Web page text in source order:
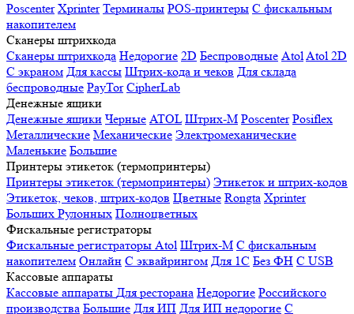
Poscenter Xprinter Терминалы POS-принтеры С фискальным
накопителем
Сканеры штрихкода
Сканеры штрихкода Недорогие 2D Беспроводные AtolAtol 2D
С экраном Для кассы Штрих-кода и чеков Для склада
беспроводные PayTor CipherLab
Денежные ящики
Денежные ящики Черные ATOL Штрих-М Poscenter Posiflex
Металлические Механические Электромеханические
Маленькие Большие
Принтеры этикеток (термопринтеры)
Принтеры этикеток (термопринтеры) Этикеток и штрих-кодов
Этикеток, чеков, штрих-кодов Цветные Rongta Xprinter
Больших Рулонных Полноцветных
Фискальные регистраторы
Фискальные регистраторы Atol Штрих-М С фискальным
накопителем Онлайн С эквайрингом Для 1С Без ФН С USB
Кассовые аппараты
Кассовые аппараты Для ресторана Недорогие Российского
производства Большие Для ИП Для ИП недорогие С